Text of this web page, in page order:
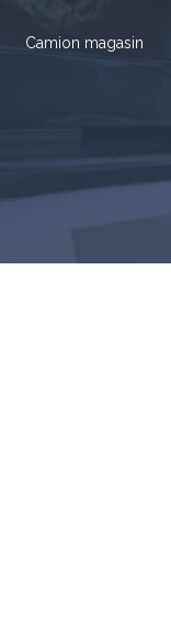
Camion magasin